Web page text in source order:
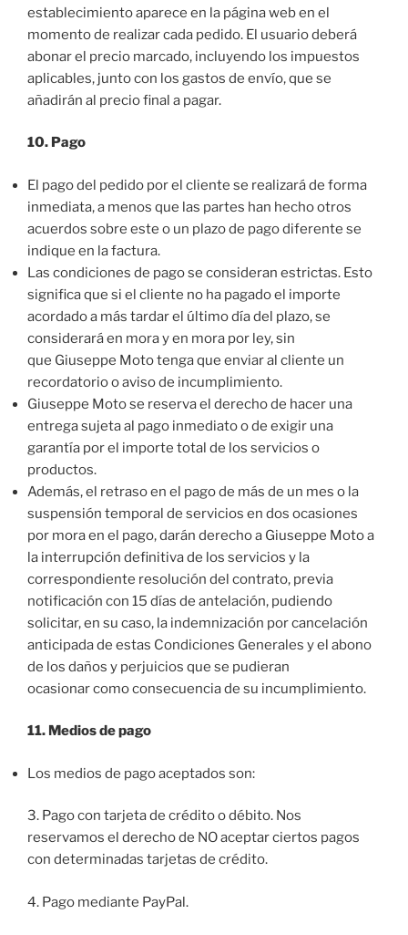
establecimiento aparece en la página web en el
momento de realizar cada pedido. El usuario deberá
abonar el precio marcado, incluyendo los impuestos
aplicables, junto con los gastos de envío, que se
añadirán al precio final a pagar.
10. Pago
El pago del pedido por el cliente se realizará de forma
inmediata, a menos que las partes han hecho otros
acuerdos sobre este o un plazo de pago diferente se
indique en la factura.
Las condiciones de pago se consideran estrictas. Esto
significa que si el cliente no ha pagado el importe
acordado a más tardar el último día del plazo, se
considerará en mora y en mora por ley, sin
que Giuseppe Moto tenga que enviar al cliente un
recordatorio o aviso de incumplimiento.
Giuseppe Moto se reserva el derecho de hacer una
entrega sujeta al pago inmediato o de exigir una
garantía por el importe total de los servicios o
productos.
Además, el retraso en el pago de más de un mes o la
suspensión temporal de servicios en dos ocasiones
por mora en el pago, darán derecho a Giuseppe Moto a
la interrupción definitiva de los servicios y la
correspondiente resolución del contrato, previa
notificación con 15 días de antelación, pudiendo
solicitar, en su caso, la indemnización por cancelación
anticipada de estas Condiciones Generales y el abono
de los daños y perjuicios que se pudieran
ocasionar como consecuencia de su incumplimiento.
11. Medios de pago
Los medios de pago aceptados son:
3. Pago con tarjeta de crédito o débito. Nos
reservamos el derecho de NO aceptar ciertos pagos
con determinadas tarjetas de crédito.
4. Pago mediante PayPal.